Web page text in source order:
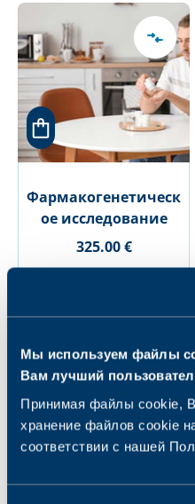
Мы используем файлы
Вам лучший
Принимая файлы cookie,
хранение файлов cookie
соответствии с нашей
Фармакогенетическ
ое исследование
325.00 €
Исследуйте